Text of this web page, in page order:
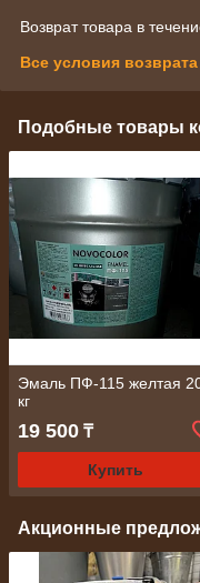
Возврат товара в
Все условия возврата
Подобные товары
Эмаль ПФ-115 желтая
кг
19 500 ₸
Купить
Акционные